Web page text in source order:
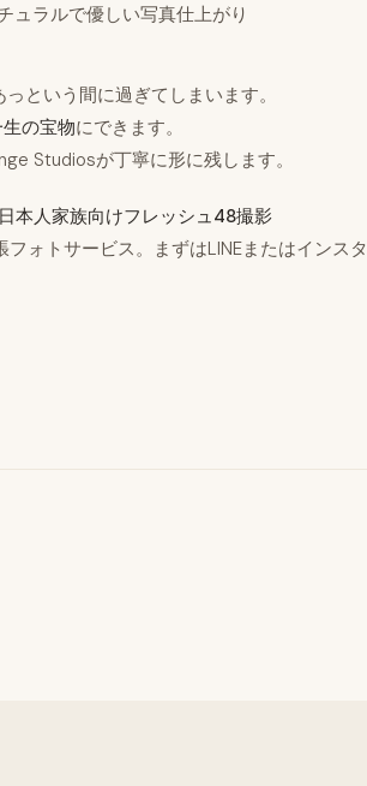
ュラルで優しい写真仕上がり
という間に過ぎてしまいます。
の宝物にできます。
Studiosが丁寧に形に残します。
本人家族向けフレッシュ48撮影
ォトサービス。まずはLINEまたはインスタ